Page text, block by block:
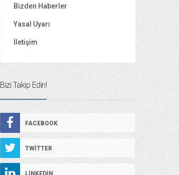
Bizden Haberler
Yasal Uyarı
İletişim
Bizi Takip Edin!
FACEBOOK
TWITTER
LINKEDIN